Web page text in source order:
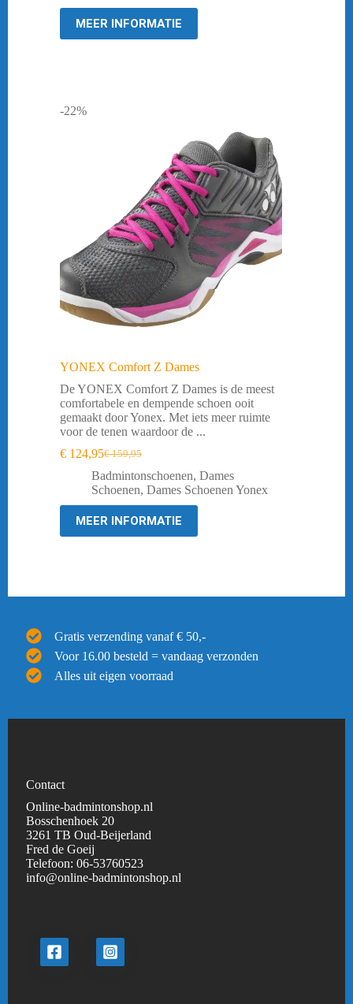
€ 33,95.
€ 27,95.
MEER INFORMATIE
-22%
YONEX Comfort Z Dames
De YONEX Comfort Z Dames is de meest
comfortabele en dempende schoen ooit
gemaakt door Yonex. Met iets meer ruimte
voor de tenen waardoor de ...
€159,95
Oorspronkelijke
prijs
was:
€ 159,95.
€ 124,95Huidige
prijs
is:
€ 124,95.
Badmintonschoenen, Dames
Schoenen, Dames Schoenen Yonex
MEER INFORMATIE
Gratis verzending vanaf € 50,-
Voor 16.00 besteld = vandaag verzonden
Alles uit eigen voorraad
Contact
Online-badmintonshop.nl
Bosschenhoek 20
3261 TB Oud-Beijerland
Fred de Goeij
Telefoon:06-53760523
info@online-badmintonshop.nl